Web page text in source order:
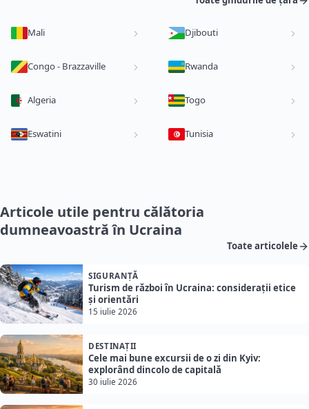
Mali Djibouti
Congo - Brazzaville Rwanda
Algeria Togo
Eswatini Tunisia
Articole utile pentru călătoria
dumneavoastră în Ucraina
Toate articolele
SIGURANȚĂ
Turism de război în Ucraina: considerații etice
și orientări
15 iulie 2026
DESTINAȚII
Cele mai bune excursii de o zi din Kyiv:
explorând dincolo de capitală
30 iulie 2026